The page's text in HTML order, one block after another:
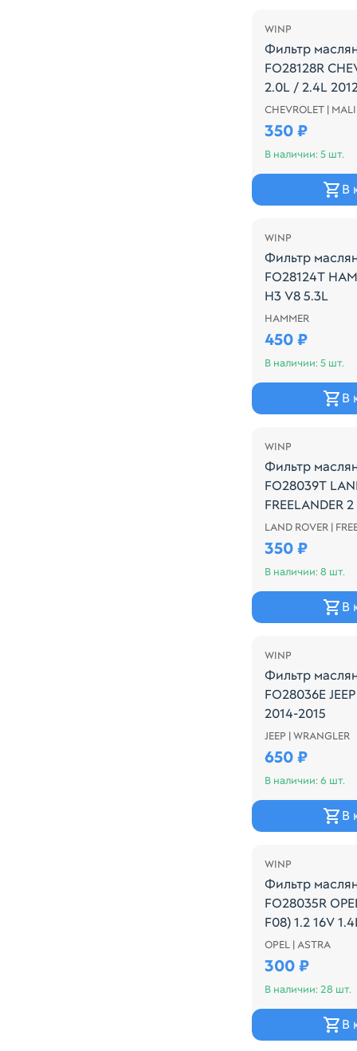
WINP
Фильтр
FO28128R
2.0L / 2.4L
CHEVROLET |
350 ₽
В наличии: 5 шт.
В
WINP
Фильтр
FO28124T
H3 V8 5.3L
HAMMER
450 ₽
В наличии: 5 шт.
В
WINP
Фильтр
FO28039T
FREELANDER
LAND ROVER |
350 ₽
В наличии: 8 шт.
В
WINP
Фильтр
FO28036E
2014-2015
JEEP | WRANGLER
650 ₽
В наличии: 6 шт.
В
WINP
Фильтр
FO28035R
F08) 1.2 16V
OPEL | ASTRA
300 ₽
В наличии: 28 шт.
В